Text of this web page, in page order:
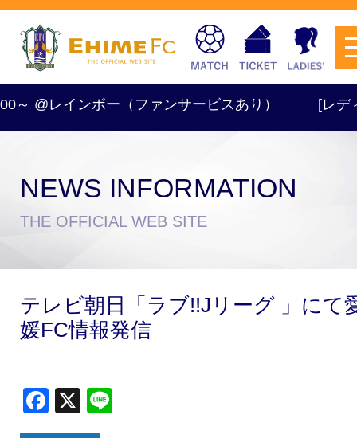
試合日程・結果
チケットを購入
@レインボー（ファンサービスあり） [レディ
NEWS INFORMATION
THE OFFICIAL WEB SITE
テレビ朝日「ラブ!!Jリーグ 」にて
媛FC情報発信
Facebook
X